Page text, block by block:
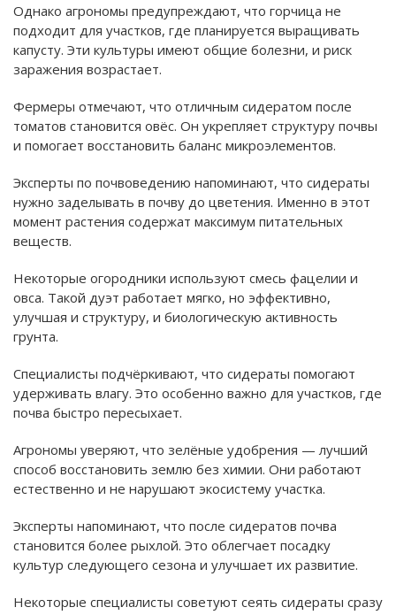
Однако агрономы предупреждают, что горчица не
подходит для участков, где планируется выращивать
капусту. Эти культуры имеют общие болезни, и риск
заражения возрастает.
Фермеры отмечают, что отличным сидератом после
томатов становится овёс. Он укрепляет структуру почвы
и помогает восстановить баланс микроэлементов.
Эксперты по почвоведению напоминают, что сидераты
нужно заделывать в почву до цветения. Именно в этот
момент растения содержат максимум питательных
веществ.
Некоторые огородники используют смесь фацелии и
овса. Такой дуэт работает мягко, но эффективно,
улучшая и структуру, и биологическую активность
грунта.
Специалисты подчёркивают, что сидераты помогают
удерживать влагу. Это особенно важно для участков, где
почва быстро пересыхает.
Агрономы уверяют, что зелёные удобрения — лучший
способ восстановить землю без химии. Они работают
естественно и не нарушают экосистему участка.
Эксперты напоминают, что после сидератов почва
становится более рыхлой. Это облегчает посадку
культур следующего сезона и улучшает их развитие.
Некоторые специалисты советуют сеять сидераты сразу